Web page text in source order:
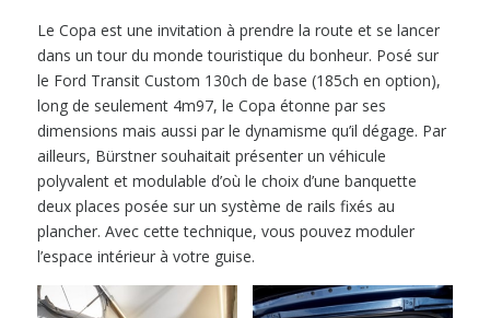
Le Copa est une invitation à prendre la route et se lancer
dans un tour du monde touristique du bonheur. Posé sur
le Ford Transit Custom 130ch de base (185ch en option),
long de seulement 4m97, le Copa étonne par ses
dimensions mais aussi par le dynamisme qu’il dégage. Par
ailleurs, Bürstner souhaitait présenter un véhicule
polyvalent et modulable d’où le choix d’une banquette
deux places posée sur un système de rails fixés au
plancher. Avec cette technique, vous pouvez moduler
l’espace intérieur à votre guise.